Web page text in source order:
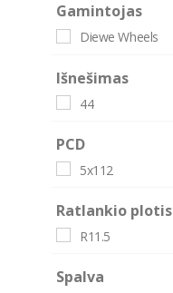
Gamintojas
Diewe Wheels
Išnešimas
44
PCD
5x112
Ratlankio plotis
R11.5
Spalva